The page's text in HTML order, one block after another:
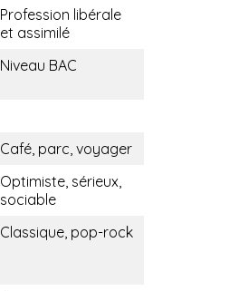
Profession libérale
et assimilé
Niveau BAC
Café, parc, voyager
Optimiste, sérieux,
sociable
Classique, pop-rock